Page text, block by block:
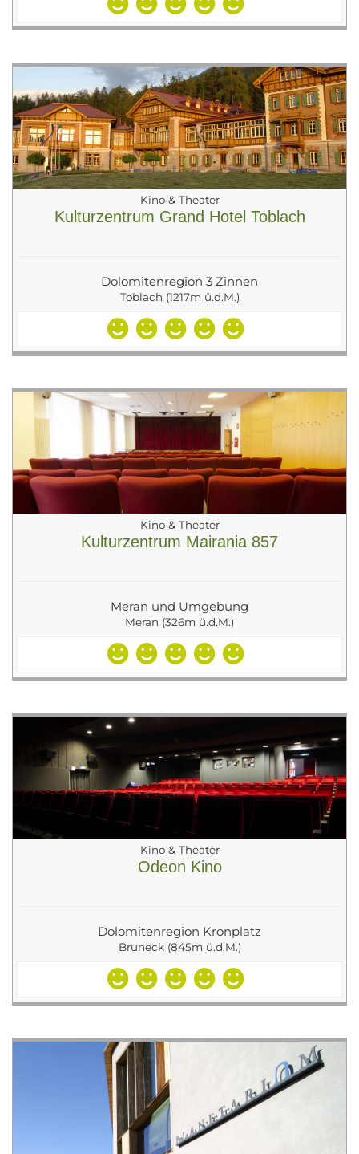
Kino & Theater
Kulturzentrum Grand Hotel Toblach
Dolomitenregion 3 Zinnen
Toblach (1217m ü.d.M.)
Kino & Theater
Kulturzentrum Mairania 857
Meran und Umgebung
Meran (326m ü.d.M.)
Kino & Theater
Odeon Kino
Dolomitenregion Kronplatz
Bruneck (845m ü.d.M.)